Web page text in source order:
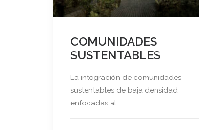
COMUNIDADES
SUSTENTABLES
La integración de comunidades
sustentables de baja densidad,
enfocadas al…